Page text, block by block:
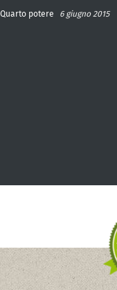
Quarto potere 6 giugno 2015